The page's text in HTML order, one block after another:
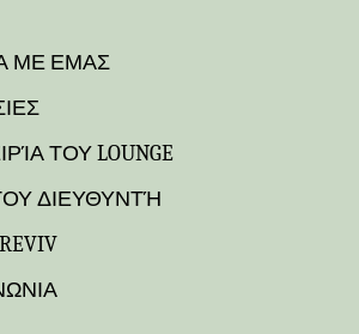
ΜΕ ΕΜΑΣ
ΤΟΥ LOUNGE
ΔΙΕΥΘΥΝΤΉ